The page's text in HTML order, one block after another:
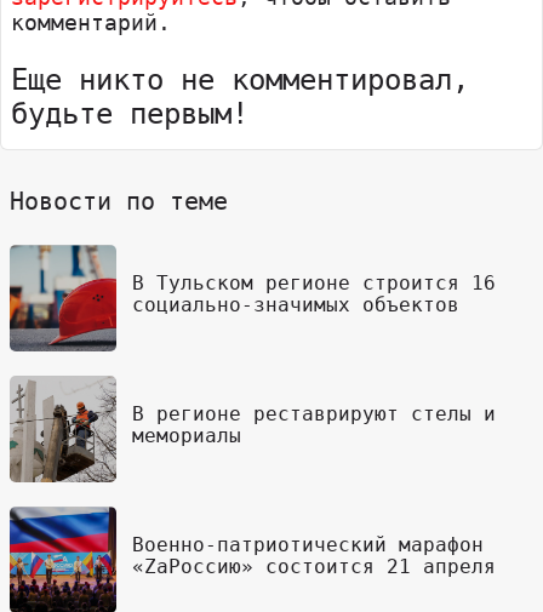
комментарий.
Еще никто не комментировал,
будьте первым!
Новости по теме
В Тульском регионе строится 16
социально-значимых объектов
В регионе реставрируют стелы и
мемориалы
Военно-патриотический марафон
«ZaРоссию» состоится 21 апреля